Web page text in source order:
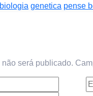
biologia genetica pense
será publicado.